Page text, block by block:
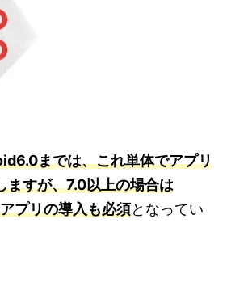
までは、これ単体でアプリ
ますが、7.0以上の場合は
プリの導入も必須となってい